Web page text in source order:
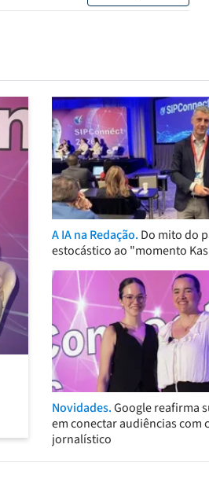
A IA na Redação. Do mito do
estocástico ao "momento
Novidades.Google reafirma
em conectar audiências com
jornalístico